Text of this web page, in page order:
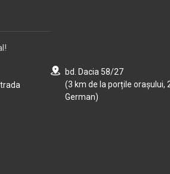
bd. Dacia 58/27
(3 km de la porțile orașului,
German)